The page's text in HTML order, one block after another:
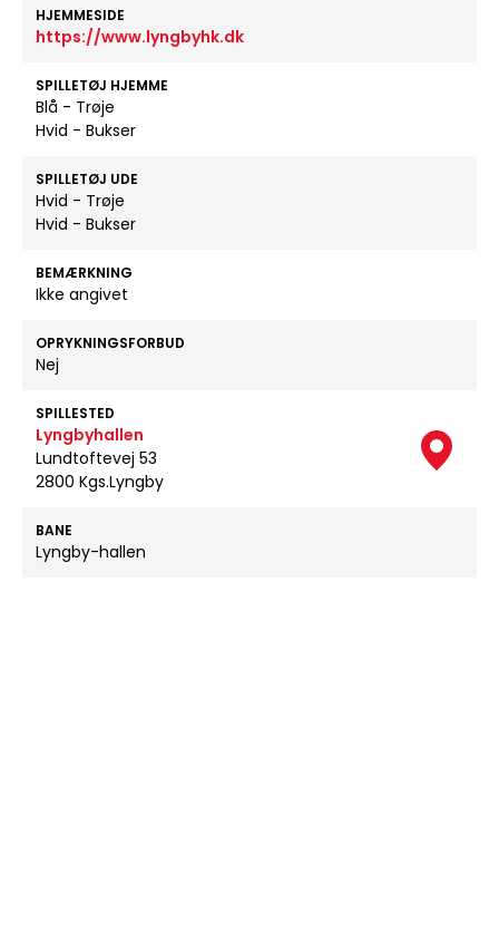
HJEMMESIDE
https://www.lyngbyhk.dk
SPILLETØJ HJEMME
Blå - Trøje
Hvid - Bukser
SPILLETØJ UDE
Hvid - Trøje
Hvid - Bukser
BEMÆRKNING
Ikke angivet
OPRYKNINGSFORBUD
Nej
SPILLESTED
Lyngbyhallen
Lundtoftevej 53
2800 Kgs.Lyngby
BANE
Lyngby-hallen